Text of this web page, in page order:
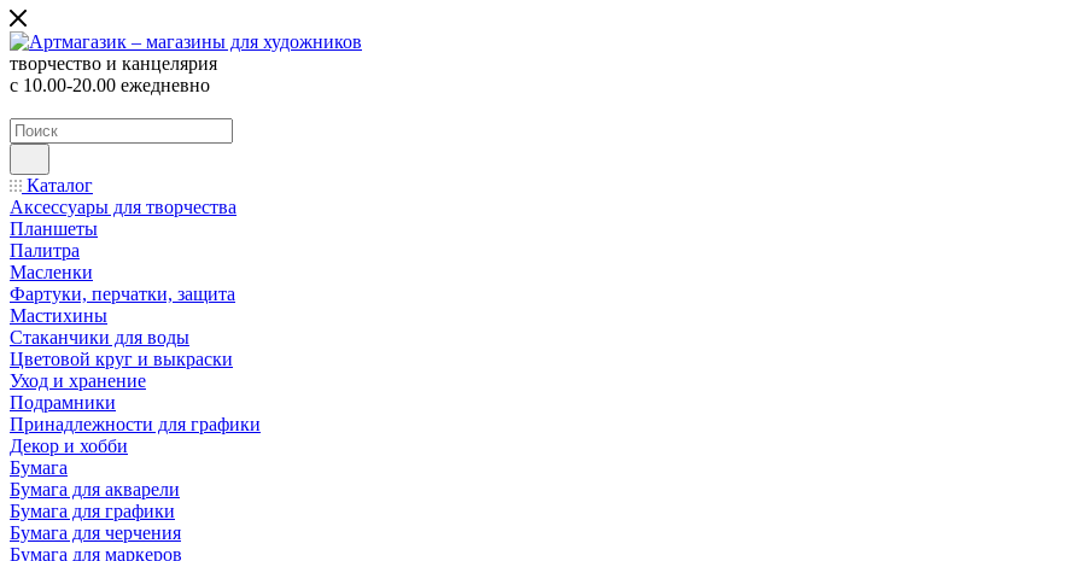
творчество и канцелярия
с 10.00-20.00 ежедневно
Каталог
Аксессуары для творчества
Планшеты
Палитра
Масленки
Фартуки, перчатки, защита
Мастихины
Стаканчики для воды
Цветовой круг и выкраски
Уход и хранение
Подрамники
Принадлежности для графики
Декор и хобби
Бумага
Бумага для акварели
Бумага для графики
Бумага для черчения
Бумага для маркеров